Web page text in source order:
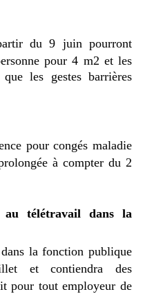
du 9 juin pourront
pour 4 m2 et les
les gestes barrières
pour congés maladie
à compter du 2
télétravail dans la
la fonction publique
et contiendra des
pour tout employeur de